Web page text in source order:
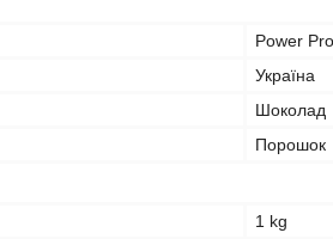
Power Pro
Україна
Шоколад
Порошок
1 kg